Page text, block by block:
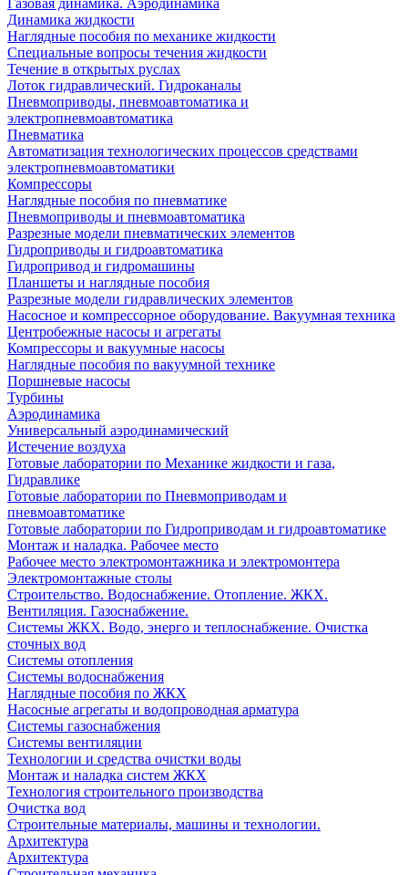
Газовая динамика. Аэродинамика
Динамика жидкости
Наглядные пособия по механике жидкости
Специальные вопросы течения жидкости
Течение в открытых руслах
Лоток гидравлический. Гидроканалы
Пневмоприводы, пневмоавтоматика и
электропневмоавтоматика
Пневматика
Автоматизация технологических процессов средствами
электропневмоавтоматики
Компрессоры
Наглядные пособия по пневматике
Пневмоприводы и пневмоавтоматика
Разрезные модели пневматических элементов
Гидроприводы и гидроавтоматика
Гидропривод и гидромашины
Планшеты и наглядные пособия
Разрезные модели гидравлических элементов
Насосное и компрессорное оборудование. Вакуумная техника
Центробежные насосы и агрегаты
Компрессоры и вакуумные насосы
Наглядные пособия по вакуумной технике
Поршневые насосы
Турбины
Аэродинамика
Универсальный аэродинамический
Истечение воздуха
Готовые лаборатории по Механике жидкости и газа,
Гидравлике
Готовые лаборатории по Пневмоприводам и
пневмоавтоматике
Готовые лаборатории по Гидроприводам и гидроавтоматике
Монтаж и наладка. Рабочее место
Рабочее место электромонтажника и электромонтера
Электромонтажные столы
Строительство. Водоснабжение. Отопление. ЖКХ.
Вентиляция. Газоснабжение.
Системы ЖКХ. Водо, энерго и теплоснабжение. Очистка
сточных вод
Системы отопления
Системы водоснабжения
Наглядные пособия по ЖКХ
Насосные агрегаты и водопроводная арматура
Системы газоснабжения
Системы вентиляции
Технологии и средства очистки воды
Монтаж и наладка систем ЖКХ
Технология строительного производства
Очистка вод
Строительные материалы, машины и технологии.
Архитектура
Архитектура